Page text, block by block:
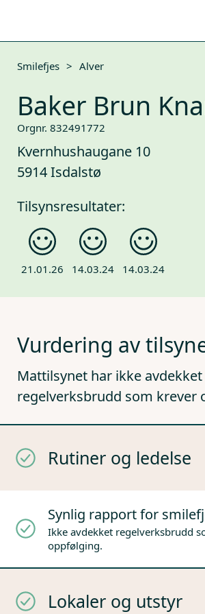
Smilefjes > Alver
Baker Brun
Orgnr. 832491772
Kvernhushaugane 10
5914 Isdalstø
Tilsynsresultater:
21.01.26 14.03.24 14.03.24
Vurdering av
Mattilsynet har ikke avdekket
regelverksbrudd som krever
Rutiner og ledelse
Synlig rapport for
Ikke avdekket regelverksbrudd
oppfølging.
Lokaler og utstyr